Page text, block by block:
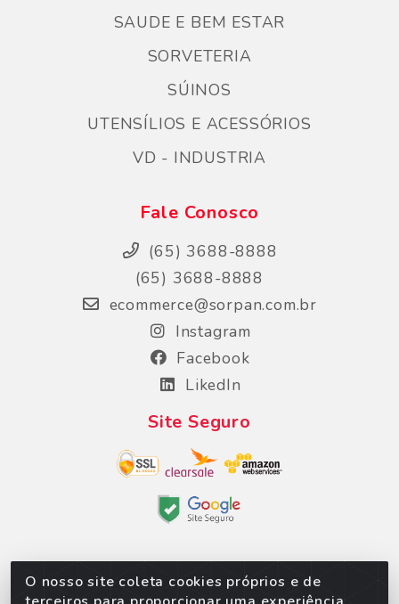
O nosso site coleta cookies próprios e de
SAUDE E BEM ESTAR
SORVETERIA
SÚINOS
UTENSÍLIOS E ACESSÓRIOS
VD - INDUSTRIA
Fale Conosco
(65) 3688-8888
(65) 3688-8888
ecommerce@sorpan.com.br
Instagram
Facebook
LikedIn
Site Seguro
Sorpan - Rodovia dos Imigrantes, Lote 06, São